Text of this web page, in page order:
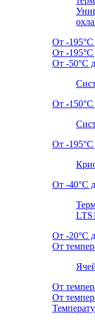
От -195°C
От -195°C
От -50°C
От -150°C
От -195°C
От -40°C
От -20°C
От
От
От